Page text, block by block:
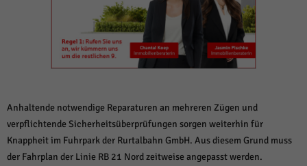
Anhaltende notwendige Reparaturen an mehreren Zügen und
verpflichtende Sicherheitsüberprüfungen sorgen weiterhin für
Knappheit im Fuhrpark der Rurtalbahn GmbH. Aus diesem Grund muss
der Fahrplan der Linie RB 21 Nord zeitweise angepasst werden.
Alle akzeptieren Speichern und weiter
Zurück
Essenzielle Cookies ermöglichen grundlegende Funktionen und sind für die
einwandfreie Funktion der Website erforderlich.